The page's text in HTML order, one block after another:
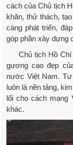
cách của Chủ tịch
khăn, thử thách,
càng phát triển,
góp phần xây dựng
Chủ tịch Hồ Chí
gương cao đẹp
nước Việt Nam.
luôn là nền tảng,
lối cho cách mạng
khác.